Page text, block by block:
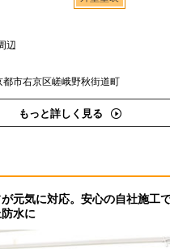
辺
市右京区嵯峨野秋街道町
もっと詳しく見る
元気に対応。安心の自社施工
水に